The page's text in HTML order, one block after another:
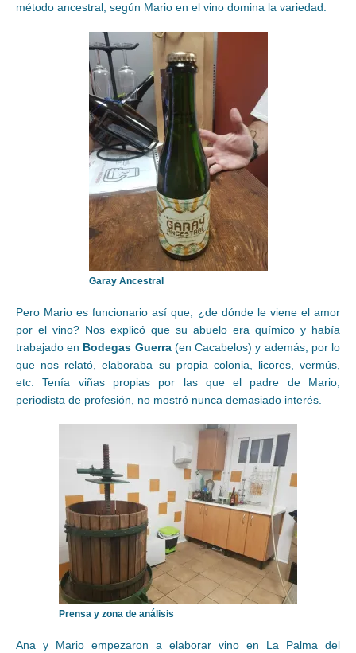
método ancestral; según Mario en el vino domina la variedad.
Garay Ancestral
Pero Mario es funcionario así que, ¿de dónde le viene el amor
por el vino? Nos explicó que su abuelo era químico y había
trabajado en Bodegas Guerra(en Cacabelos) y además, por lo
que nos relató, elaboraba su propia colonia, licores, vermús,
etc. Tenía viñas propias por las que el padre de Mario,
periodista de profesión, no mostró nunca demasiado interés.
Prensa y zona de análisis
Ana y Mario empezaron a elaborar vino en La Palma del